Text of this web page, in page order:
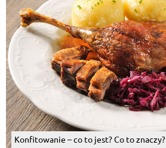
Konfitowanie – co to jest? Co to znaczy?